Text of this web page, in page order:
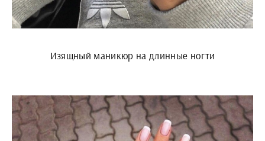
Изящный маникюр на длинные ногти